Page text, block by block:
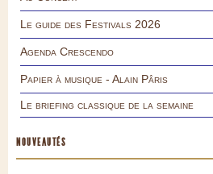
Le guide des Festivals 2026
Agenda Crescendo
Papier à musique - Alain Pâris
Le briefing classique de la semaine
NOUVEAUTÉS